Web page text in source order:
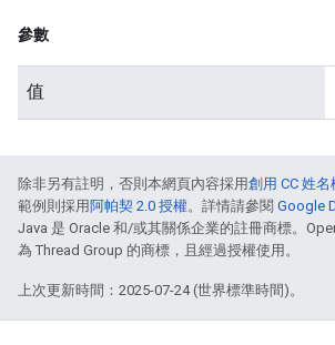
參數
值
除非另有註明，否則本網頁內容採用創用 CC 姓
範例則採用 阿帕契 2.0 授權。詳情請參閱 Google
Java 是 Oracle 和/或其關係企業的註冊商標。
為 Thread Group 的商標，且經過授權使用。
上次更新時間：2025-07-24 (世界標準時間)。